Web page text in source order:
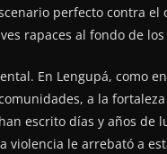
perfecto contra el
rapaces al fondo de
En Lengupá, como
a la
escrito días y años de
violencia le arrebató a